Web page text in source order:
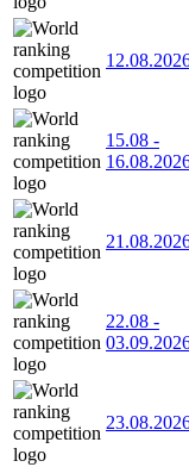
15.08 -
22.08 -